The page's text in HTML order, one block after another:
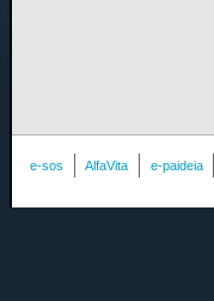
e-sos AlfaVita e-paideia